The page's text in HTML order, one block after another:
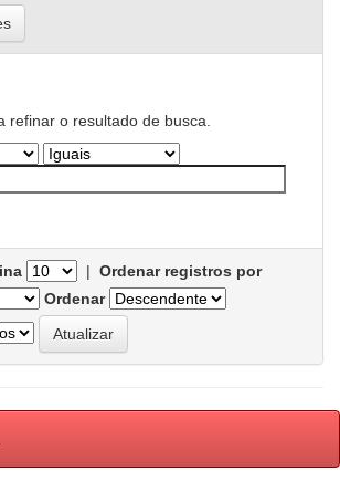
refinar o resultado de busca.
| Ordenar registros por
Ordenar